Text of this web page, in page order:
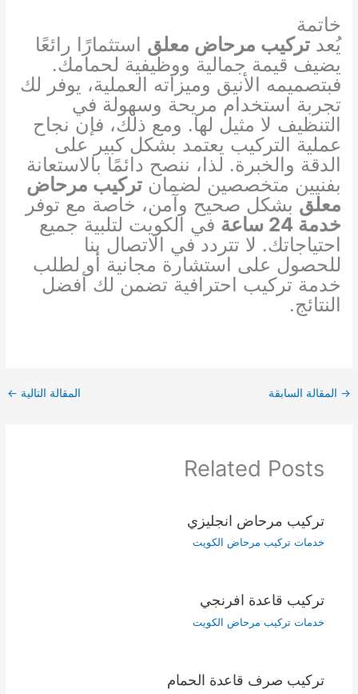
خاتمة
يُعدتركيب مرحاض معلق استثمارًا رائعًا
يضيف قيمة جمالية ووظيفية لحمامك.
فبتصميمه الأنيق وميزاته العملية، يوفر لك
تجربة استخدام مريحة وسهولة في
التنظيف لا مثيل لها. ومع ذلك، فإن نجاح
عملية التركيب يعتمد بشكل كبير على
الدقة والخبرة. لذا، ننصح دائمًا بالاستعانة
بفنيين متخصصين لضمانتركيب مرحاض
معلق بشكل صحيح وآمن، خاصة مع توفر
خدمة 24 ساعة
في الكويت لتلبية جميع
احتياجاتك. لا تتردد في الاتصال بنا
للحصول على استشارة مجانية أو لطلب
خدمة تركيب احترافية تضمن لك أفضل
النتائج.
→ المقالة السابقة المقالة التالية ←
Related Posts
تركيب مرحاض انجليزي
خدمات تركيب مرحاض الكويت
تركيب قاعدة افرنجي
خدمات تركيب مرحاض الكويت
تركيب صرف قاعدة الحمام